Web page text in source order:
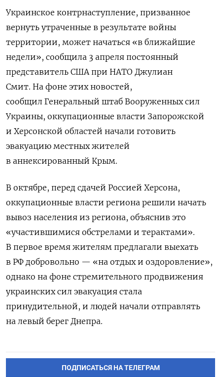
Украинское контрнаступление, призванное
вернуть утраченные в результате войны
территории, может начаться «в ближайшие
недели», сообщила 3 апреля постоянный
представитель США при НАТО Джулиан
Смит. На фоне этих новостей,
сообщил Генеральный штаб Вооруженных сил
Украины, оккупационные власти Запорожской
и Херсонской областей начали готовить
эвакуацию местных жителей
в аннексированный Крым.
В октябре, перед сдачей Россией Херсона,
оккупационные власти региона решили начать
вывоз населения из региона, объяснив это
«участившимися обстрелами и терактами».
В первое время жителям предлагали выехать
в РФ добровольно — «на отдых и оздоровление»,
однако на фоне стремительного продвижения
украинских сил эвакуация стала
принудительной, и людей начали отправлять
на левый берег Днепра.
ПОДПИСАТЬСЯ НА ТЕЛЕГРАМ